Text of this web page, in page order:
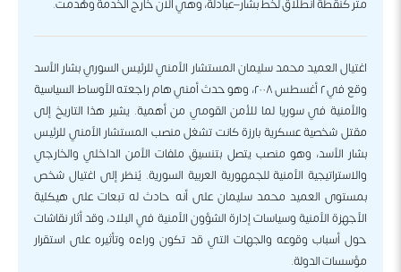
متر كنقطة انطلاق لخط بشار–عبادلة، وهي الآن خارج الخدمة وهُدمت.
اغتيال العميد محمد سليمان المستشار الأمني للرئيس السوري بشار الأسد
وقع في ٢ أغسطس ٢٠٠٨، وهو حدث أمني هام راجعته الأوساط السياسية
والأمنية في سوريا لما للأمن القومي من أهمية. يشير هذا التاريخ إلى
مقتل شخصية عسكرية بارزة كانت تشغل منصب المستشار الأمني للرئيس
بشار الأسد، وهو منصب يتصل بتنسيق ملفات الأمن الداخلي والخارجي
والاستراتيجية الأمنية للجمهورية العربية السورية. يُنظر إلى اغتيال شخص
بمستوى العميد محمد سليمان على أنه حادث له تبعات على هيكلية
الأجهزة الأمنية وسياسات إدارة الشؤون الأمنية في البلاد، وقد أثار نقاشات
حول أسباب وقوعه والجهات التي قد تكون وراءه وتأثيره على استقرار
مؤسسات الدولة.